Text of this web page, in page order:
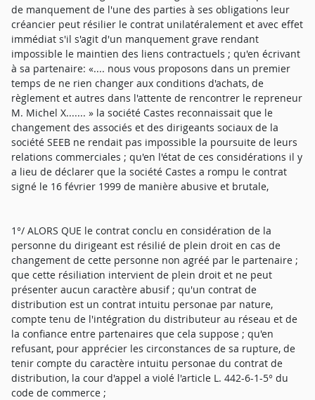
de manquement de l'une des parties à ses obligations leur
créancier peut résilier le contrat unilatéralement et avec effet
immédiat s'il s'agit d'un manquement grave rendant
impossible le maintien des liens contractuels ; qu'en écrivant
à sa partenaire: «.... nous vous proposons dans un premier
temps de ne rien changer aux conditions d'achats, de
règlement et autres dans l'attente de rencontrer le repreneur
M. Michel X....... » la société Castes reconnaissait que le
changement des associés et des dirigeants sociaux de la
société SEEB ne rendait pas impossible la poursuite de leurs
relations commerciales ; qu'en l'état de ces considérations il y
a lieu de déclarer que la société Castes a rompu le contrat
signé le 16 février 1999 de manière abusive et brutale,
1°/ ALORS QUE le contrat conclu en considération de la
personne du dirigeant est résilié de plein droit en cas de
changement de cette personne non agréé par le partenaire ;
que cette résiliation intervient de plein droit et ne peut
présenter aucun caractère abusif ; qu'un contrat de
distribution est un contrat intuitu personae par nature,
compte tenu de l'intégration du distributeur au réseau et de
la confiance entre partenaires que cela suppose ; qu'en
refusant, pour apprécier les circonstances de sa rupture, de
tenir compte du caractère intuitu personae du contrat de
distribution, la cour d'appel a violé l'article L. 442-6-1-5° du
code de commerce ;